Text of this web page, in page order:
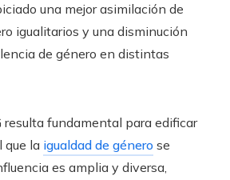
una mejor asimilación de
igualitarios y una disminución
de género en distintas
resulta fundamental para edificar
que la igualdad de género se
es amplia y diversa,